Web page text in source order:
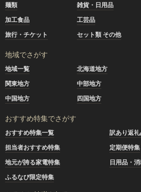
麺類
雑貨・日用品
加工食品
工芸品
旅行・チケット
セット類 その他
地域でさがす
地域一覧 北海道地方
関東地方
中部地方
中国地方
四国地方
おすすめ特集でさがす
おすすめ特集一覧
訳あり返
担当者おすすめ特集
定期便特集
地元が誇る家電特集
日用品・
ふるなび限定特集